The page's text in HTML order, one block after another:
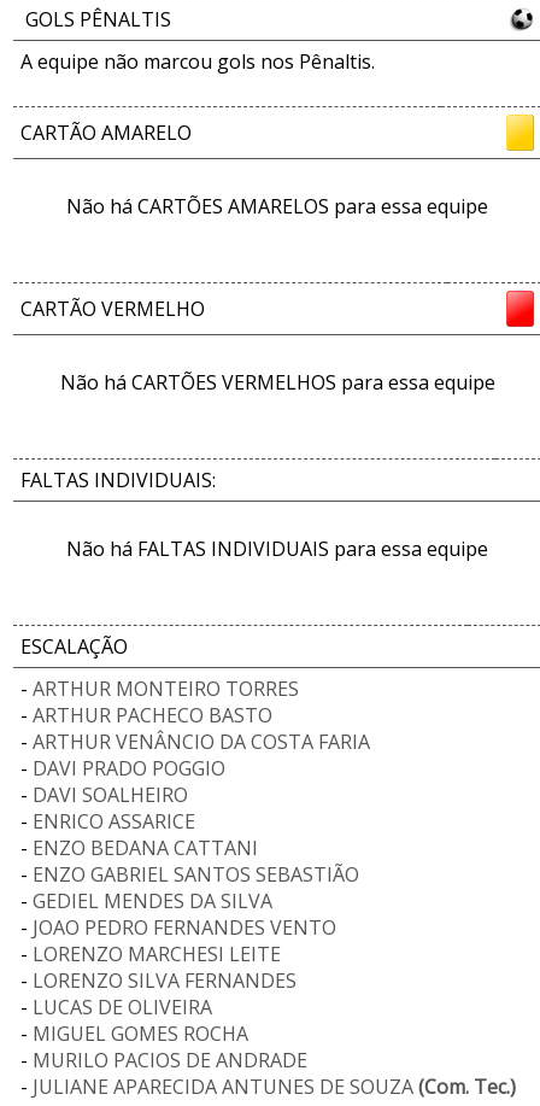
GOLS PÊNALTIS
A equipe não marcou gols nos Pênaltis.
CARTÃO AMARELO
Não há CARTÕES AMARELOS para essa equipe
CARTÃO VERMELHO
Não há CARTÕES VERMELHOS para essa equipe
FALTAS INDIVIDUAIS:
Não há FALTAS INDIVIDUAIS para essa equipe
ESCALAÇÃO
- ARTHUR MONTEIRO TORRES
- ARTHUR PACHECO BASTO
- ARTHUR VENÂNCIO DA COSTA FARIA
- DAVI PRADO POGGIO
- DAVI SOALHEIRO
- ENRICO ASSARICE
- ENZO BEDANA CATTANI
- ENZO GABRIEL SANTOS SEBASTIÃO
- GEDIEL MENDES DA SILVA
- JOAO PEDRO FERNANDES VENTO
- LORENZO MARCHESI LEITE
- LORENZO SILVA FERNANDES
- LUCAS DE OLIVEIRA
- MIGUEL GOMES ROCHA
- MURILO PACIOS DE ANDRADE
- JULIANE APARECIDA ANTUNES DE SOUZA(Com. Tec.)